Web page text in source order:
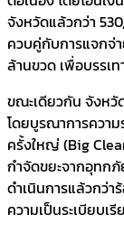
จังหวัดแล้วกว่า
ควบคู่กับการแจกจ่
ล้านขวด เพื่อบรรเท
ขณะเดียวกัน จังห
โดยบูรณาการควา
ครั้งใหญ่ (Big
กำจัดขยะจากอุทก
ดำเนินการแล้วกว่า
ความเป็นระเบียบเ